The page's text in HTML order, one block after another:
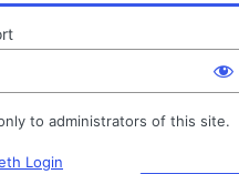
to administrators of this site.
Login